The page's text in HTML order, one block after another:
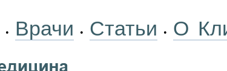
• Врачи • Статьи • О